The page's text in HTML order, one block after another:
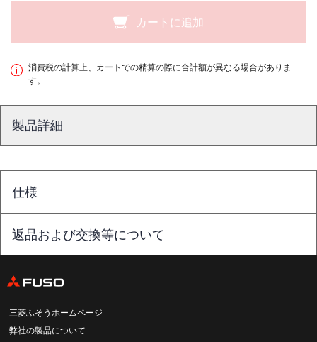
カートに追加
消費税の計算上、カートでの精算の際に合計額が異なる場合がありま
す。
製品詳細
仕様
返品および交換等について
三菱ふそうホームページ
弊社の製品について